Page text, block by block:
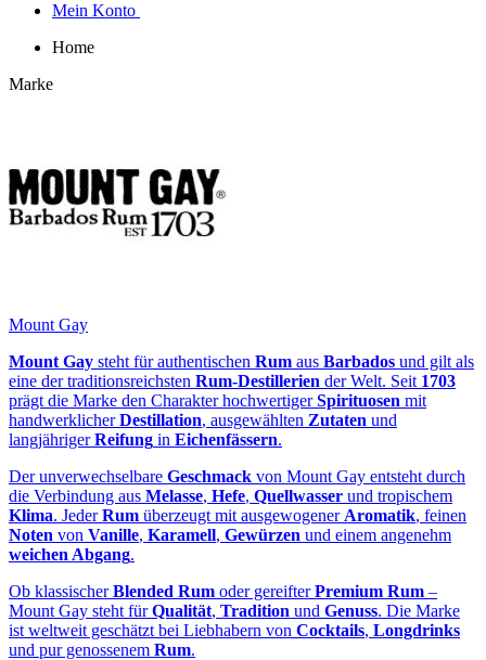
Mein Konto
Home
Marke
Mount Gay
Mount Gay steht für authentischen Rum aus Barbados und gilt als
eine der traditionsreichsten Rum-Destillerien der Welt. Seit 1703
prägt die Marke den Charakter hochwertigerSpirituosen mit
handwerklicherDestillation, ausgewählten Zutaten und
langjährigerReifung in Eichenfässern.
Der unverwechselbare Geschmack von Mount Gay entsteht durch
die Verbindung aus Melasse, Hefe, Quellwasser und tropischem
Klima. JederRum überzeugt mit ausgewogener Aromatik, feinen
Noten von Vanille, Karamell, Gewürzen und einem angenehm
weichen Abgang.
Ob klassischerBlended Rum oder gereifterPremium Rum –
Mount Gay steht fürQualität, Tradition und Genuss. Die Marke
ist weltweit geschätzt bei Liebhabern von Cocktails, Longdrinks
und pur genossenem Rum.